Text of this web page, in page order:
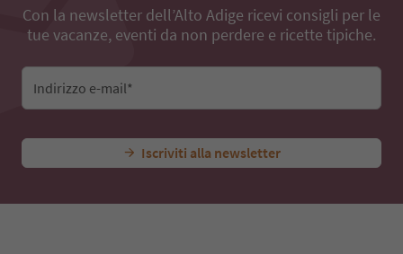
Con la newsletter dell’Alto Adige ricevi consigli per le
tue vacanze, eventi da non perdere e ricette tipiche.
Indirizzo e-mail*
Iscriviti alla newsletter